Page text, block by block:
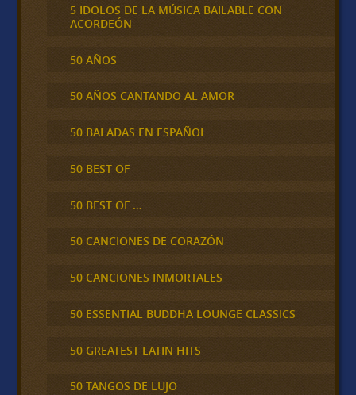
5 IDOLOS DE LA MÚSICA BAILABLE CON
ACORDEÓN
50 AÑOS
50 AÑOS CANTANDO AL AMOR
50 BALADAS EN ESPAÑOL
50 BEST OF
50 BEST OF …
50 CANCIONES DE CORAZÓN
50 CANCIONES INMORTALES
50 ESSENTIAL BUDDHA LOUNGE CLASSICS
50 GREATEST LATIN HITS
50 TANGOS DE LUJO